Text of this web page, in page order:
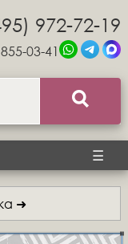
972-72-19
03-41
☰
➜